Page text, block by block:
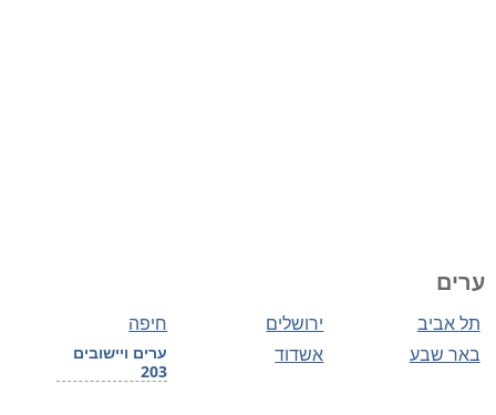
ערים
חיפה ירושלים תל אביב
ערים ויישובים
203
אשדוד באר שבע